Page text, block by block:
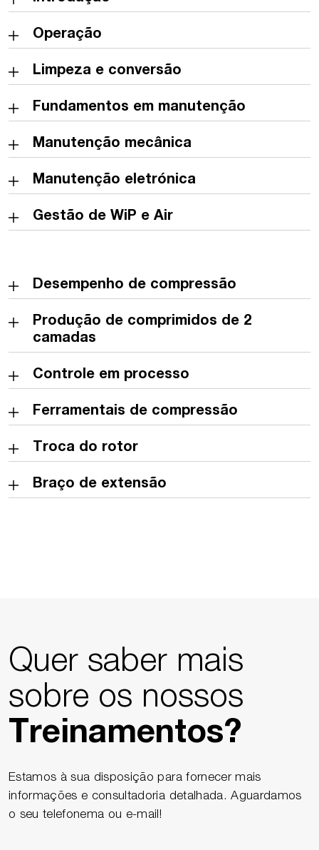
Operação
Limpeza e conversão
Fundamentos em manutenção
Manutenção mecânica
Manutenção eletrónica
Gestão de WiP e Air
Desempenho de compressão
Produção de comprimidos de 2
camadas
Controle em processo
Ferramentais de compressão
Troca do rotor
Braço de extensão
Quer saber mais
sobre os nossos
Treinamentos?
Estamos à sua disposição para fornecer mais
informações e consultadoria detalhada. Aguardamos
o seu telefonema ou e-mail!